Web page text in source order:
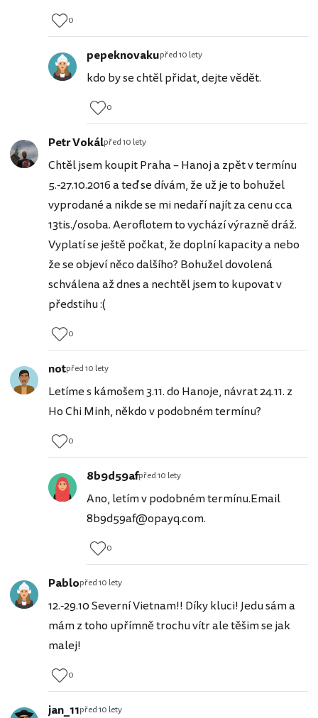
0
pepeknovakupřed 10 lety
kdo by se chtěl přidat, dejte vědět.
0
Petr Vokálpřed 10 lety
Chtěl jsem koupit Praha – Hanoj a zpět v termínu
5.-27.10.2016 a teď se dívám, že už je to bohužel
vyprodané a nikde se mi nedaří najít za cenu cca
13tis./osoba. Aeroflotem to vychází výrazně dráž.
Vyplatí se ještě počkat, že doplní kapacity a nebo
že se objeví něco dalšího? Bohužel dovolená
schválena až dnes a nechtěl jsem to kupovat v
předstihu :(
0
notpřed 10 lety
Letíme s kámošem 3.11. do Hanoje, návrat 24.11. z
Ho Chi Minh, někdo v podobném termínu?
0
8b9d59afpřed 10 lety
Ano, letím v podobném termínu.Email
8b9d59af@opayq.com.
0
Pablopřed 10 lety
12.-29.10 Severní Vietnam!! Díky kluci! Jedu sám a
mám z toho upřímně trochu vítr ale těšim se jak
malej!
0
jan_11před 10 lety